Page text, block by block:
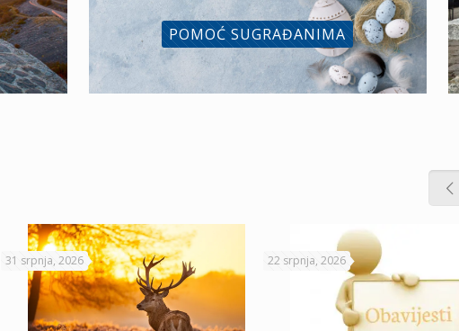
POMOĆ SUGRAĐANIMA
31 srpnja, 2026 22 srpnja, 2026